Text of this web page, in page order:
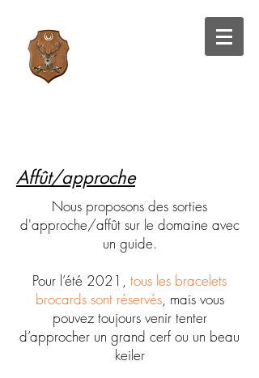
Affût/approche
Nous proposons des sorties
d'approche/affût sur le domaine avec
un guide.
Pour l’été 2021, tous les bracelets
brocards sont réservés, mais vous
pouvez toujours venir tenter
d’approcher un grand cerf ou un beau
keiler